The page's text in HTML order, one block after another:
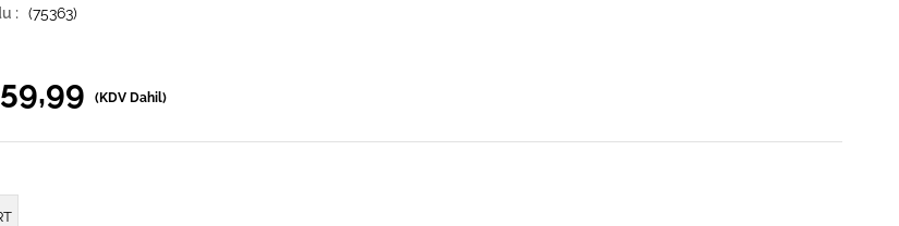
(75363)
(KDV Dahil)